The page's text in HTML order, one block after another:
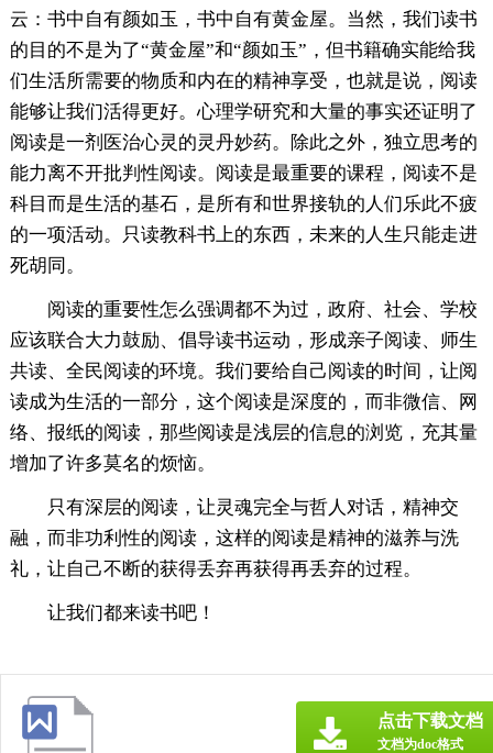
云：书中自有颜如玉，书中自有黄金屋。当然，我们读书
的目的不是为了“黄金屋”和“颜如玉”，但书籍确实能给我
们生活所需要的物质和内在的精神享受，也就是说，阅读
能够让我们活得更好。心理学研究和大量的事实还证明了
阅读是一剂医治心灵的灵丹妙药。除此之外，独立思考的
能力离不开批判性阅读。阅读是最重要的课程，阅读不是
科目而是生活的基石，是所有和世界接轨的人们乐此不疲
的一项活动。只读教科书上的东西，未来的人生只能走进
死胡同。
阅读的重要性怎么强调都不为过，政府、社会、学校
应该联合大力鼓励、倡导读书运动，形成亲子阅读、师生
共读、全民阅读的环境。我们要给自己阅读的时间，让阅
读成为生活的一部分，这个阅读是深度的，而非微信、网
络、报纸的阅读，那些阅读是浅层的信息的浏览，充其量
增加了许多莫名的烦恼。
只有深层的阅读，让灵魂完全与哲人对话，精神交
融，而非功利性的阅读，这样的阅读是精神的滋养与洗
礼，让自己不断的获得丢弃再获得再丢弃的过程。
让我们都来读书吧！
点击下载文档
文档为doc格式